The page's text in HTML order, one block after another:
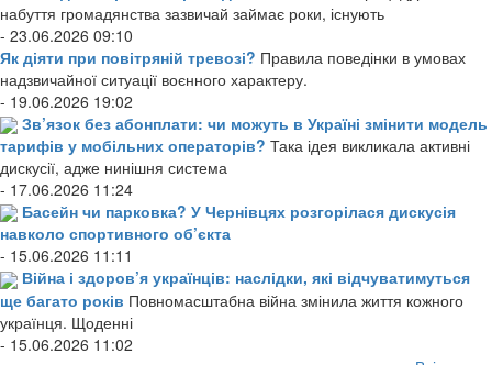
набуття громадянства зазвичай займає роки, існують
- 23.06.2026 09:10
Як діяти при повітряній тревозі? Правила поведінки в умовах
надзвичайної ситуації воєнного характеру.
- 19.06.2026 19:02
Зв’язок без абонплати: чи можуть в Україні змінити модель
тарифів у мобільних операторів? Така ідея викликала активні
дискусії, адже нинішня система
- 17.06.2026 11:24
Басейн чи парковка? У Чернівцях розгорілася дискусія
навколо спортивного об’єкта
- 15.06.2026 11:11
Війна і здоров’я українців: наслідки, які відчуватимуться
ще багато років Повномасштабна війна змінила життя кожного
українця. Щоденні
- 15.06.2026 11:02